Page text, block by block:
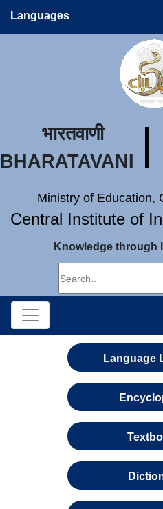
Languages
भारतवाणी
BHARATAVANI
Ministry of Education,
Central Institute of
Knowledge through
Language